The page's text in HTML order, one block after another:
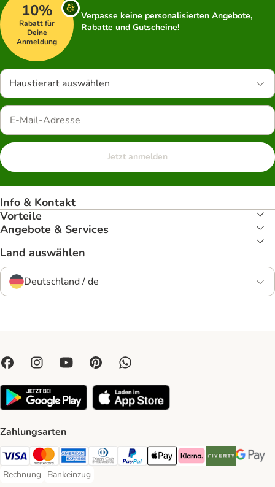
10%
Rabatt für
Deine
Anmeldung
Verpasse keine personalisierten Angebote,
Rabatte und Gutscheine!
Haustierart auswählen
Jetzt anmelden
Info & Kontakt
Vorteile
Angebote & Services
Land auswählen
Deutschland / de
Zahlungsarten
Visa Payment Method
Mastercard Payment Method
American Express Payment Method
Diners Club Payment Method
PayPal Payment Method
Apple Pay Payment Method
Klarna Payment Method
Riverty Payment
Google
Rechnung
Rechnung Payment Method
Bankeinzug
Bankeinzug Payment Method